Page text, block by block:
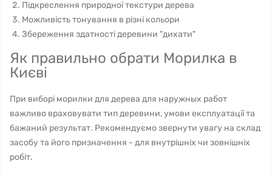
Підкреслення природної текстури дерева
Можливість тонування в різні кольори
Збереження здатності деревини "дихати"
Як правильно обрати Морилка в
Києві
При виборі морилки для дерева для наружных работ
важливо враховувати тип деревини, умови експлуатації та
бажаний результат. Рекомендуємо звернути увагу на склад
засобу та його призначення - для внутрішніх чи зовнішніх
робіт.